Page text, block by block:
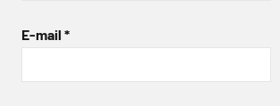
E-mail *